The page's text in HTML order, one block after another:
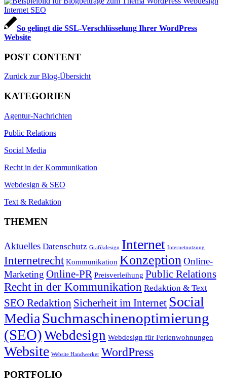
So gelingt die SSL-Ver­schlüs­selung Ihrer WordPress
Website
POST CONTENT
Zurück zur Blog-Übersicht
KATEGORIEN
Agentur-Nachrichten
Public Relations
Social Media
Recht in der Kommunikation
Webdesign & SEO
Text & Redaktion
THEMEN
Aktuelles Datenschutz Grafikdesign Internet Internetnutzung
Internetrecht Kommunikation KonzeptionOnline-
Marketing Online-PR Preisverleihung Public Relations
Recht in der Kommunikation Redaktion & Text
SEO Redaktion Sicherheit im Internet Social
MediaSuchmaschinenoptimierung
(SEO)Webdesign Webdesign für Ferienwohnungen
Website Website Handwerker WordPress
PORTFOLIO